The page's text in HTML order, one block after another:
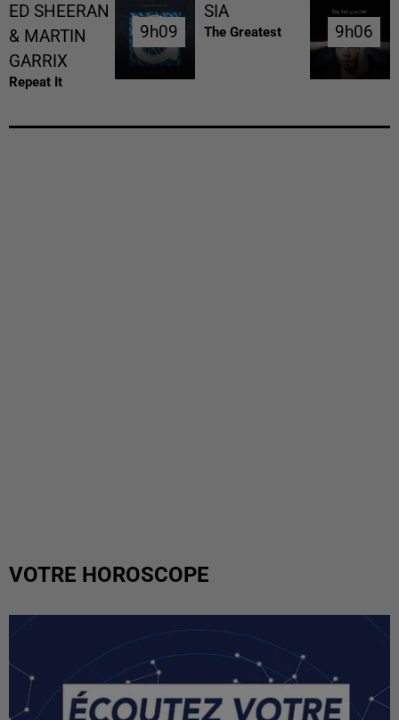
ED SHEERAN
& MARTIN
GARRIX
Repeat It
9h09
9h09
SIA
The Greatest 9h06
9h06
VOTRE HOROSCOPE